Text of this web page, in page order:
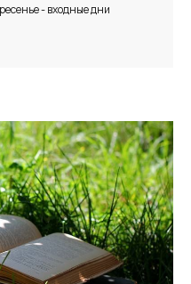
- входные дни